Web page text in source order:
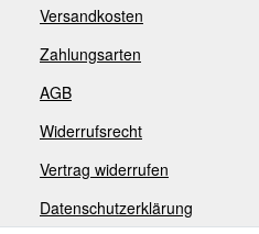
Versandkosten
Zahlungsarten
AGB
Widerrufsrecht
Vertrag widerrufen
Datenschutzerklärung